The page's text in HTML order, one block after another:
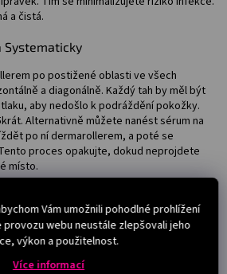
Vám umožnili pohodlné prohlížení
provozu webu neustále zlepšovali jeho
výkon a použitelnost.
Více informací
a čistá.
Systematicky
po postižené oblasti ve všech
a diagonálně. Každý tah by měl být
aby nedošlo k podráždění pokožky.
Alternativně můžete nanést sérum na
po ní dermarollerem, a poté se
proces opakujte, dokud neprojdete
místo.
Sérum
sérum s obsahem kyseliny
složek. To pomůže zklidnit